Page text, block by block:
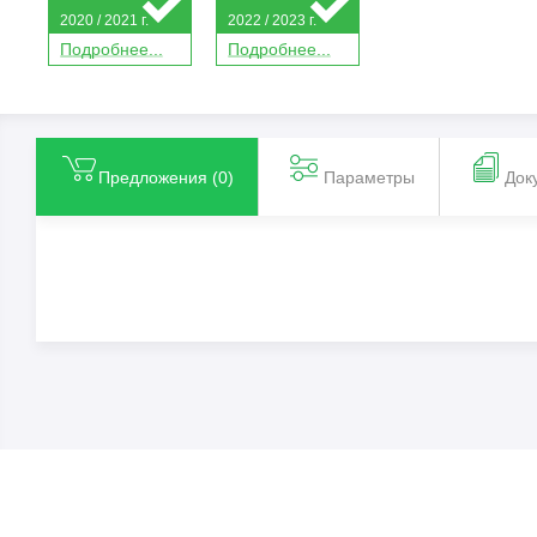
Подробнее...
2020 / 2021 г.
Подробнее...
2022 / 2023 г.
Предложения (0) Параметры